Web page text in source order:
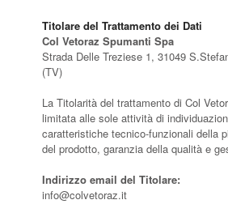
Titolare del Trattamento dei Dati
Col Vetoraz Spumanti Spa
Strada Delle Treziese 1, 31049
(TV)
La Titolarità del trattamento di Col
limitata alle sole attività di
caratteristiche tecnico-funzionali della
del prodotto, garanzia della qualità e
Indirizzo email del Titolare:
info@colvetoraz.it